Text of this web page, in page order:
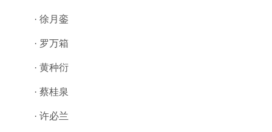
· 徐月銮
· 罗万箱
· 黄种衍
· 蔡桂泉
· 许必兰